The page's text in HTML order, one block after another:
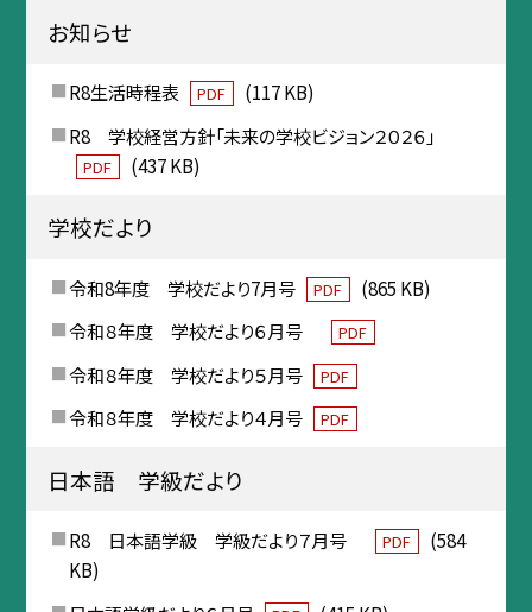
お知らせ
R8生活時程表 PDF
(117 KB)
R8 学校経営方針「未来の学校ビジョン２０２６」
PDF (437 KB)
学校だより
令和8年度 学校だより7月号 PDF
(865 KB)
令和８年度 学校だより６月号
PDF
令和８年度 学校だより５月号 PDF
令和８年度 学校だより４月号 PDF
日本語 学級だより
R8 日本語学級 学級だより７月号 PDF
(584
KB)